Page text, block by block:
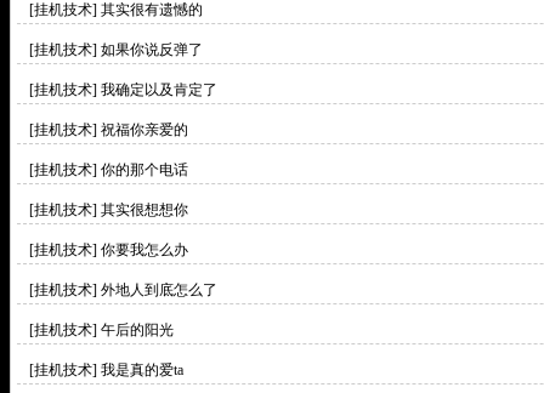
[挂机技术] 其实很有遗憾的
[挂机技术] 如果你说反弹了
[挂机技术] 我确定以及肯定了
[挂机技术] 祝福你亲爱的
[挂机技术] 你的那个电话
[挂机技术] 其实很想想你
[挂机技术] 你要我怎么办
[挂机技术] 外地人到底怎么了
[挂机技术] 午后的阳光
[挂机技术] 我是真的爱ta